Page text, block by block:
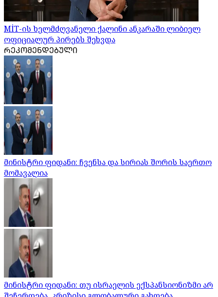
MİT-ის ხელმძღვანელი ქალინი ანკარაში ლიბიელ
ოფიციალურ პირებს შეხვდა
ᲠᲔᲙᲝᲛᲔᲜᲓᲔᲑᲣᲚᲘ
მინისტრი ფიდანი: ჩვენსა და სირიას შორის საერთო
მომავალია
მინისტრი ფიდანი: თუ ისრაელის ექსპანსიონიზმი არ